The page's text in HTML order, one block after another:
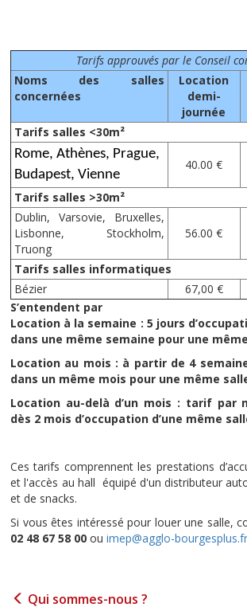
Tarifs approuvés par le Conseil
Noms des salles
concernées
Location
demi-
journée
Tarifs salles <30m²
Rome, Athènes, Prague,
Budapest, Vienne
40.00 €
Tarifs salles >30m²
Dublin, Varsovie, Bruxelles,
Lisbonne, Stockholm,
Truong
56.00 €
Tarifs salles informatiques
Bézier
67,00 €
S’entendent par
Location à la semaine : 5 jours
dans une même semaine pour une
Location au mois : à partir de 4
dans un même mois pour une même
Location au-delà d’un mois : tarif par
dès 2 mois d’occupation d’une même
Ces tarifs comprennent les prestations
et l'accès au hall équipé d'un distributeur
et de snacks.
Si vous êtes intéressé pour louer une salle,
02 48 67 58 00ou imep@agglo-bourgesplus.fr
Qui sommes-nous ?